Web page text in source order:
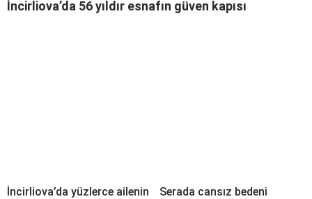
İncirliova’da 56 yıldır esnafın güven kapısı
İncirliova’da yüzlerce ailenin
Serada cansız bedeni